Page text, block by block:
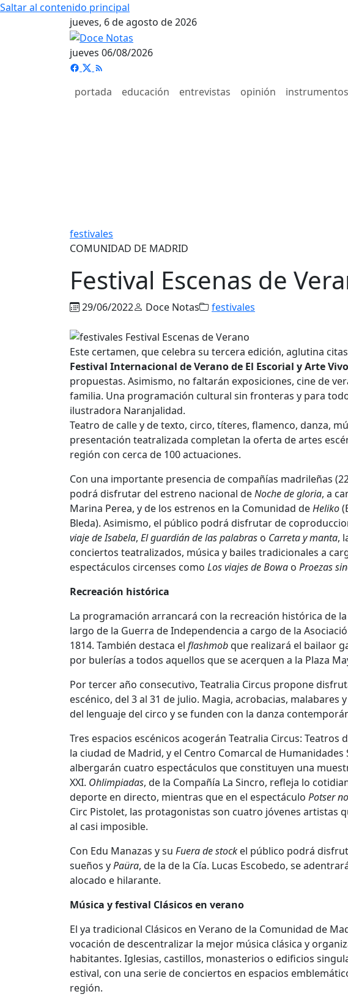
Saltar al contenido principal
jueves, 6 de agosto de 2026
jueves 06/08/2026
portada educación entrevistas opinión instrumentos
festivales
COMUNIDAD DE MADRID
Festival Escenas de
29/06/2022 Doce Notas festivales
Este certamen, que celebra su tercera edición, aglutina
Festival Internacional de Verano de El Escorial y Arte
propuestas. Asimismo, no faltarán exposiciones, cine de
familia. Una programación cultural sin fronteras y para
ilustradora Naranjalidad.
Teatro de calle y de texto, circo, títeres, flamenco, danza,
presentación teatralizada completan la oferta de artes
región con cerca de 100 actuaciones.
Con una importante presencia de compañías madrileñas
podrá disfrutar del estreno nacional deNoche de gloria, a
Marina Perea, y de los estrenos en la Comunidad deHeliko
Bleda). Asimismo, el público podrá disfrutar de
viaje de Isabela, El guardián de las palabras o Carreta y manta,
conciertos teatralizados, música y bailes tradicionales a
espectáculos circenses como Los viajes de Bowa o Proezas
Recreación histórica
La programación arrancará con la recreación histórica de
largo de la Guerra de Independencia a cargo de la
1814. También destaca el flashmobque realizará el bailaor
por bulerías a todos aquellos que se acerquen a la Plaza
Por tercer año consecutivo, Teatralia Circus propone
escénico, del 3 al 31 de julio. Magia, acrobacias,
del lenguaje del circo y se funden con la danza
Tres espacios escénicos acogerán Teatralia Circus: Teatros
la ciudad de Madrid, y el Centro Comarcal de
albergarán cuatro espectáculos que constituyen una
XXI. Ohlimpiadas, de la Compañía La Sincro, refleja lo
deporte en directo, mientras que en el espectáculo Potser
Circ Pistolet, las protagonistas son cuatro jóvenes artistas
al casi imposible.
Con Edu Manazas y su Fuera de stock el público podrá
sueños yPaüra, de la de la Cía. Lucas Escobedo, se
alocado e hilarante.
Música y festival Clásicos en verano
El ya tradicional Clásicos en Verano de la Comunidad de
vocación de descentralizar la mejor música clásica y
habitantes. Iglesias, castillos, monasterios o edificios
estival, con una serie de conciertos en espacios
región.